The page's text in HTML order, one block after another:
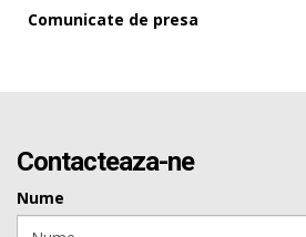
Comunicate de presa
Contacteaza-ne
Nume